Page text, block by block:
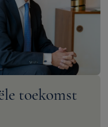
toekomst